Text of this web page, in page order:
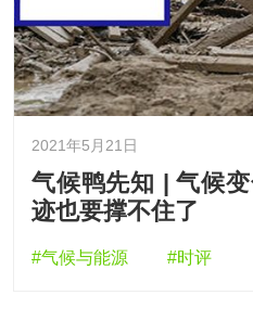
2021年5月21日
气候鸭先知 | 气候
迹也要撑不住了
#气候与能源 #时评